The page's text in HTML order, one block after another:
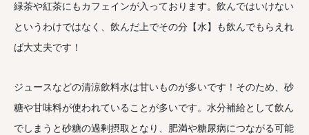
緑茶や紅茶にもカフェインが入っております。飲んではいけない
というわけではなく、飲んだ上でその分【水】も飲んでもらえれ
ば大丈夫です！
ジュースなどの清涼飲料水は甘いものが多いです！そのため、砂
糖や甘味料が使われていることが多いです。水分補給として飲ん
でしまうと砂糖の過剰摂取となり、肥満や糖尿病につながる可能